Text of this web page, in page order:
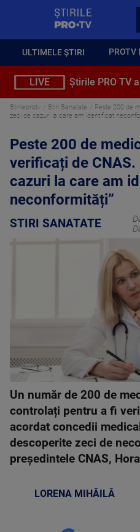
ULTIMELE ȘTIRI PROTV
LIVE Știrile PRO TV
Stirileprotv Stiri Sanatate
Peste 200 de
zeci de cazuri la care am identificat
Peste 200 de
verificați de CNAS.
cazuri la care am
neconformități”
STIRI SANATATE
Un număr de 200 de
controlați pentru a fi
acordat concedii
descoperite zeci de
președintele CNAS,
LORENA MIHĂILĂ